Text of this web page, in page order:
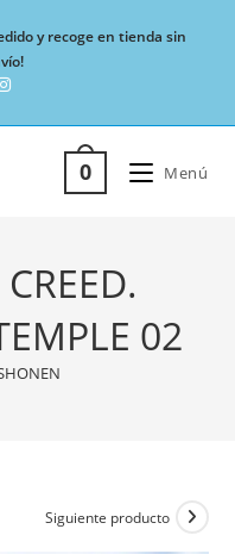
y recoge en tienda sin
0 Menú
02
Siguiente producto